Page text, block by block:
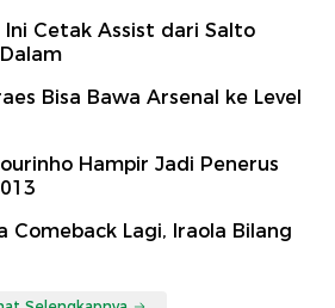
Ini Cetak Assist dari Salto
Bisa Bawa Arsenal ke Level
Hampir Jadi Penerus
Comeback Lagi, Iraola Bilang